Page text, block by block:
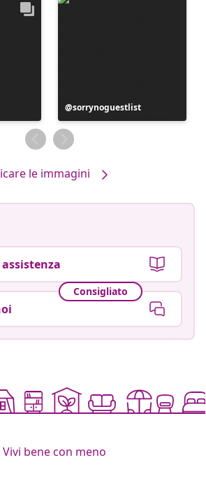
Post
pubblicato
da
sorrynoguestlist
le immagini
Consigliato
Vivi bene con meno